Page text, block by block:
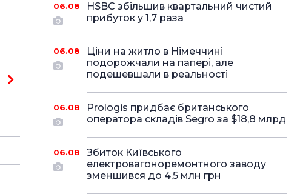
06.08
HSBC збільшив квартальний чистий
прибуток у 1,7 раза
06.08
Ціни на житло в Німеччині
подорожчали на папері, але
подешевшали в реальності
06.08
Prologis придбає британського
оператора складів Segro за $18,8 млрд
06.08
Збиток Київського
електровагоноремонтного заводу
зменшився до 4,5 млн грн